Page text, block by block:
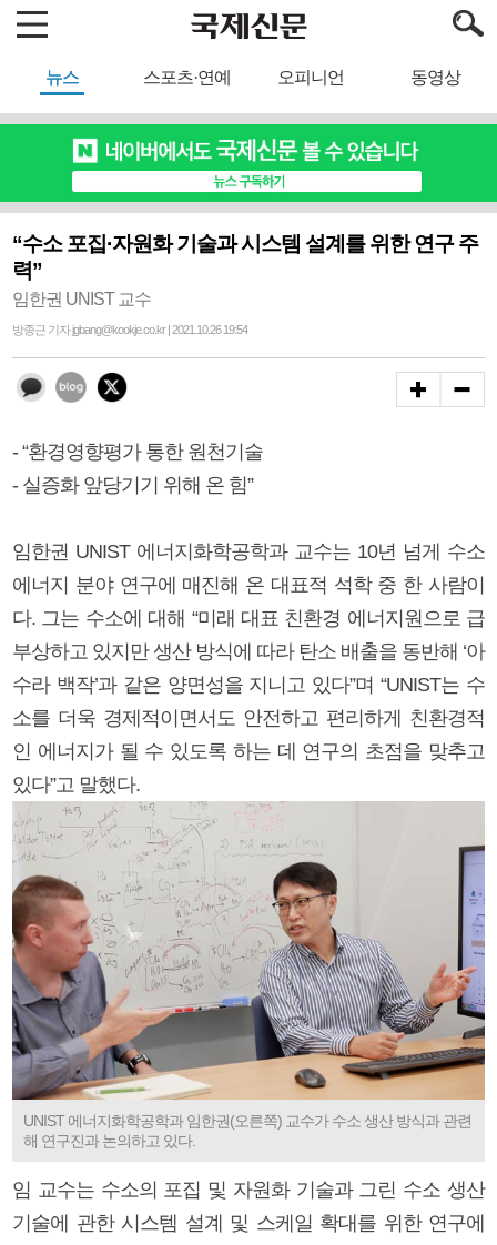
뉴스 스포츠·연예 오피니언 동영상
“수소 포집·자원화 기술과 시스템 설계를 위한 연구 주
력”
임한권 UNIST 교수
방종근 기자 jgbang@kookje.co.kr | 2021.10.26 19:54
- “환경영향평가 통한 원천기술
- 실증화 앞당기기 위해 온 힘”
임한권 UNIST 에너지화학공학과 교수는 10년 넘게 수소
에너지 분야 연구에 매진해 온 대표적 석학 중 한 사람이
다. 그는 수소에 대해 “미래 대표 친환경 에너지원으로 급
부상하고 있지만 생산 방식에 따라 탄소 배출을 동반해 ‘아
수라 백작’과 같은 양면성을 지니고 있다”며 “UNIST는 수
소를 더욱 경제적이면서도 안전하고 편리하게 친환경적
인 에너지가 될 수 있도록 하는 데 연구의 초점을 맞추고
있다”고 말했다.
UNIST 에너지화학공학과 임한권(오른쪽) 교수가 수소 생산 방식과 관련
해 연구진과 논의하고 있다.
임 교수는 수소의 포집 및 자원화 기술과 그린 수소 생산
기술에 관한 시스템 설계 및 스케일 확대를 위한 연구에